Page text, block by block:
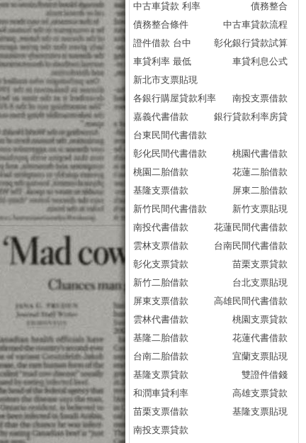
中古車貸款 利率
債務整合
債務整合條件
中古車貸款流程
證件借款 台中
彰化銀行貸款試算
車貸利率 最低
車貸利息公式
新北市支票貼現
各銀行購屋貸款利率
南投支票借款
嘉義代書借款
銀行貸款利率房貸
台東民間代書借款
彰化民間代書借款
桃園代書借款
桃園二胎借款
花蓮二胎借款
基隆支票借款
屏東二胎借款
新竹民間代書借款
新竹支票貼現
南投代書借款
花蓮民間代書借款
雲林支票借款
台南民間代書借款
彰化支票貸款
苗栗支票貸款
新竹二胎借款
台北支票貼現
屏東支票借款
高雄民間代書借款
雲林代書借款
桃園支票貸款
基隆二胎借款
花蓮代書借款
台南二胎借款
宜蘭支票貼現
基隆支票貸款
雙證件借錢
和潤車貸利率
高雄支票貸款
苗栗支票借款
基隆支票貼現
南投支票貸款